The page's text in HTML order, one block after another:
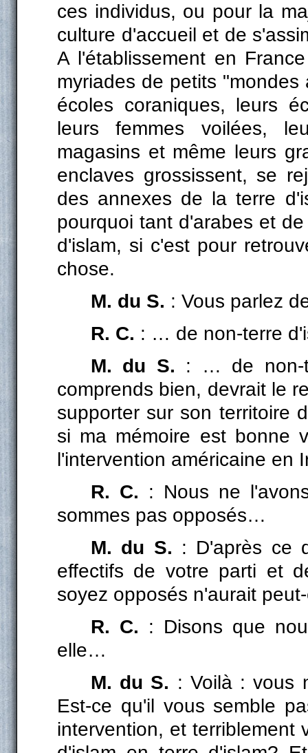
ces individus, ou pour la
culture d'accueil et de
A l'établissement en
myriades de petits
écoles coraniques, leurs
leurs femmes voilées,
magasins et même leurs
enclaves grossissent, se
des annexes de la terre
pourquoi tant d'arabes et
d'islam, si c'est pour
chose.
M. du S. : Vous parlez
R. C. : … de non-terre
M. du S. : … de non-
comprends bien, devrait le
supporter sur son territoire
si ma mémoire est bonne
l'intervention américaine en
R. C. : Nous ne
sommes pas opposés…
M. du S. : D'après ce
effectifs de votre parti et
soyez opposés n'aurait
R. C. : Disons que
elle…
M. du S. : Voilà : vous
Est-ce qu'il vous semble
intervention, et terriblement